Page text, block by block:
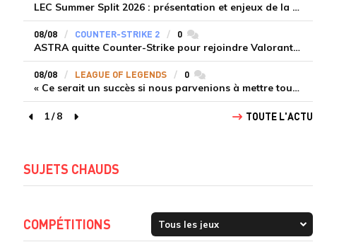
LEC Summer Split 2026 : présentation et enjeux de la troisième semaine de compétition
08/08 COUNTER-STRIKE 2 0commentaires
ASTRA quitte Counter-Strike pour rejoindre Valorant et la scène compétitive Game Changers
08/08 LEAGUE OF LEGENDS 0commentaires
« Ce serait un succès si nous parvenions à mettre tous les joueurs à niveau pour espérer atteindre les playoffs », Nukeduck et Mithy après la victoire de Team Heretics
page précédente
1/8
page suivante
TOUTE L'ACTU
SUJETS CHAUDS
COMPÉTITIONS